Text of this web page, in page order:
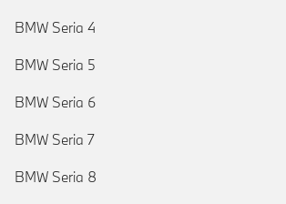
BMW Seria 4
BMW Seria 5
BMW Seria 6
BMW Seria 7
BMW Seria 8